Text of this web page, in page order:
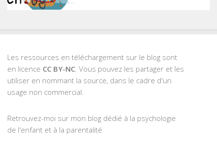
Les ressources en téléchargement sur le blog sont
en licence CC BY-NC . Vous pouvez les partager et les
utiliser en nommant la source, dans le cadre d'un
usage non commercial.
Retrouvez-moi sur mon blog dédié à la psychologie
de l'enfant et à la parentalité